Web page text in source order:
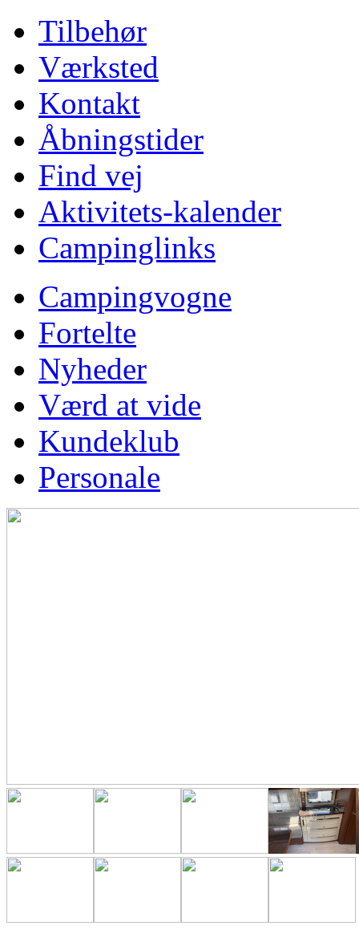
Tilbehør
Værksted
Kontakt
Åbningstider
Find vej
Aktivitets-kalender
Campinglinks
Campingvogne
Fortelte
Nyheder
Værd at vide
Kundeklub
Personale